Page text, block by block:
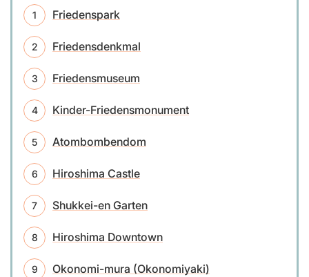
Friedenspark
Friedensdenkmal
Friedensmuseum
Kinder-Friedensmonument
Atombombendom
Hiroshima Castle
Shukkei-en Garten
Hiroshima Downtown
Okonomi-mura (Okonomiyaki)